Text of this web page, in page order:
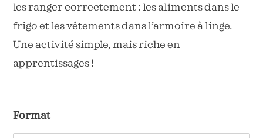
les ranger correctement : les aliments dans le
frigo et les vêtements dans l’armoire à linge.
Une activité simple, mais riche en
apprentissages !
Format